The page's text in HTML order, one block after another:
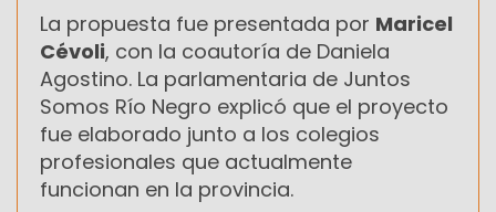
La propuesta fue presentada por Maricel
Cévoli, con la coautoría de Daniela
Agostino. La parlamentaria de Juntos
Somos Río Negro explicó que el proyecto
fue elaborado junto a los colegios
profesionales que actualmente
funcionan en la provincia.